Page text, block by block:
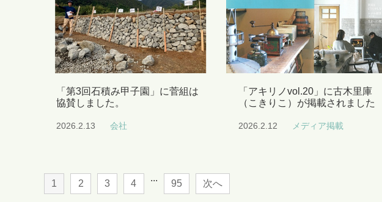
「第3回石積み甲子園」に菅組は
協賛しました。
2026.2.13 会社
「アキリノvol.20」に古木里庫
（こきりこ）が掲載されました
2026.2.12 メディア掲載
1 2 3 4
...
95 次へ